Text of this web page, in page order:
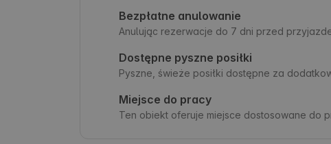
Bezpłatne anulowanie
Anulując rezerwacje do 7 dni przed
Dostępne pyszne posiłki
Pyszne, świeże posiłki dostępne za
Miejsce do pracy
Ten obiekt oferuje miejsce dostosowane do